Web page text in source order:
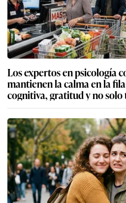
Los expertos en psicología
mantienen la calma en la
cognitiva, gratitud y no